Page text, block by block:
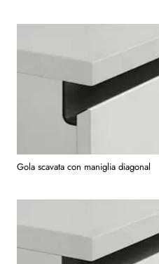
Gola scavata con maniglia diagonal